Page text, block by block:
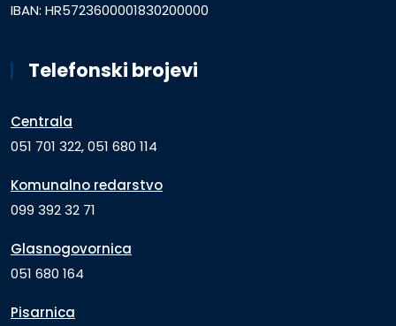
IBAN: HR5723600001830200000
Telefonski brojevi
Centrala
051 701 322, 051 680 114
Komunalno redarstvo
099 392 32 71
Glasnogovornica
051 680 164
Pisarnica